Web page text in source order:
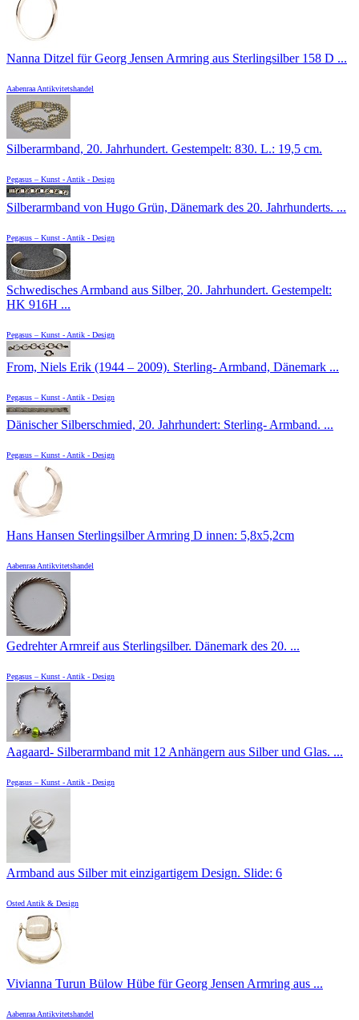
Nanna Ditzel für Georg Jensen Armring aus Sterlingsilber 158 D ...
Aabenraa Antikvitetshandel
Silberarmband, 20. Jahrhundert. Gestempelt: 830. L.: 19,5 cm.
Pegasus – Kunst - Antik - Design
Silberarmband von Hugo Grün, Dänemark des 20. Jahrhunderts. ...
Pegasus – Kunst - Antik - Design
Schwedisches Armband aus Silber, 20. Jahrhundert. Gestempelt:
HK 916H ...
Pegasus – Kunst - Antik - Design
From, Niels Erik (1944 – 2009). Sterling- Armband, Dänemark ...
Pegasus – Kunst - Antik - Design
Dänischer Silberschmied, 20. Jahrhundert: Sterling- Armband. ...
Pegasus – Kunst - Antik - Design
Hans Hansen Sterlingsilber Armring D innen: 5,8x5,2cm
Aabenraa Antikvitetshandel
Gedrehter Armreif aus Sterlingsilber. Dänemark des 20. ...
Pegasus – Kunst - Antik - Design
Aagaard- Silberarmband mit 12 Anhängern aus Silber und Glas. ...
Pegasus – Kunst - Antik - Design
Armband aus Silber mit einzigartigem Design. Slide: 6
Osted Antik & Design
Vivianna Turun Bülow Hübe für Georg Jensen Armring aus ...
Aabenraa Antikvitetshandel